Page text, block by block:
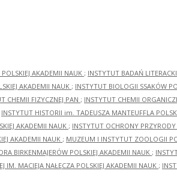
AKADEMII NAUK ; INSTYTUT BADAŃ
AKADEMII NAUK ; INSTYTUT BIOLOGII SSAKÓW
CHEMII FIZYCZNEJ PAN ; INSTYTUT CHEMII
INSTYTUT HISTORII im. TADEUSZA MANTEUFFLA
AKADEMII NAUK ; INSTYTUT OCHRONY
AKADEMII NAUK ; MUZEUM I INSTYTUT ZOOLOGII
BIRKENMAJERÓW POLSKIEJ AKADEMII NAUK ;
IM. MACIEJA NAŁĘCZA POLSKIEJ AKADEMII NAUK ;